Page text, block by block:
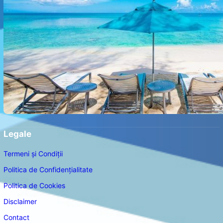
Legale
Termeni și Condiții
Politica de Confidențialitate
Politica de Cookies
Disclaimer
Contact